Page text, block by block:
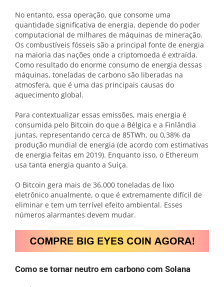
No entanto, essa operação, que consome uma
quantidade significativa de energia, depende do poder
computacional de milhares de máquinas de mineração.
Os combustíveis fósseis são a principal fonte de energia
na maioria das nações onde a criptomoeda é extraída.
Como resultado do enorme consumo de energia dessas
máquinas, toneladas de carbono são liberadas na
atmosfera, que é uma das principais causas do
aquecimento global.
Para contextualizar essas emissões, mais energia é
consumida pelo Bitcoin do que a Bélgica e a Finlândia
juntas, representando cerca de 85TWh, ou 0,38% da
produção mundial de energia (de acordo com estimativas
de energia feitas em 2019). Enquanto isso, o Ethereum
usa tanta energia quanto a Suíça.
O Bitcoin gera mais de 36.000 toneladas de lixo
eletrônico anualmente, o que é extremamente difícil de
eliminar e tem um terrível efeito ambiental. Esses
números alarmantes devem mudar.
Como se tornar neutro em carbono com Solana